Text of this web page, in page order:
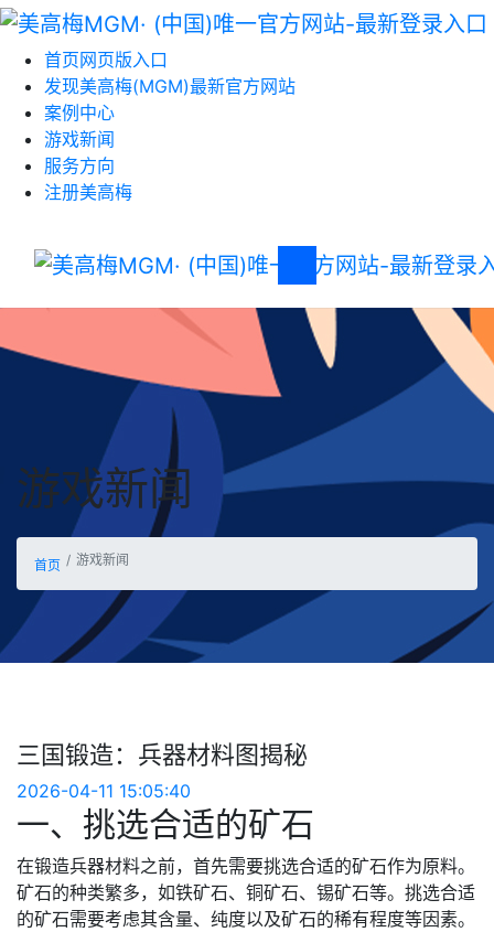
首页网页版入口
发现美高梅(MGM)最新官方网站
案例中心
游戏新闻
服务方向
注册美高梅
游戏新闻
首页 游戏新闻
三国锻造：兵器材料图揭秘
2026-04-11 15:05:40
一、挑选合适的矿石
在锻造兵器材料之前，首先需要挑选合适的矿石作为原料。
矿石的种类繁多，如铁矿石、铜矿石、锡矿石等。挑选合适
的矿石需要考虑其含量、纯度以及矿石的稀有程度等因素。